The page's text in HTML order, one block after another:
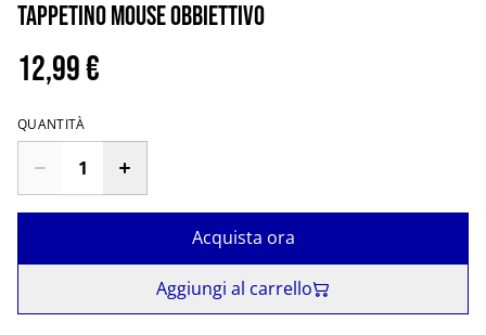
Tappetino mouse obbiettivo
12,99 €
QUANTITÀ
Acquista ora
Aggiungi al carrello